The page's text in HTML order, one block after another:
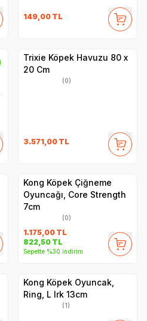
149,00 TL
Trixie Köpek Havuzu 80 x
20 Cm
(0)
3.571,00 TL
Kong Köpek Çiğneme
Oyuncağı, Core Strength
7cm
(0)
1.175,00 TL
822,50 TL
Sepette %30 indirim
Kong Köpek Oyuncak,
Ring, L Irk 13cm
(1)